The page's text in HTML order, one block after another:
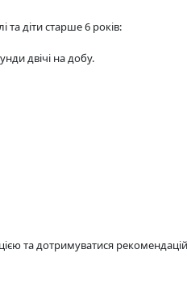
та діти старше 6 років:
двічі на добу.
та дотримуватися